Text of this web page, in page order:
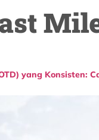
yang Konsisten: